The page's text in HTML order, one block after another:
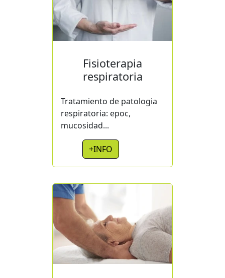
Fisioterapia
respiratoria
Tratamiento de patologia
respiratoria: epoc,
mucosidad...
+INFO